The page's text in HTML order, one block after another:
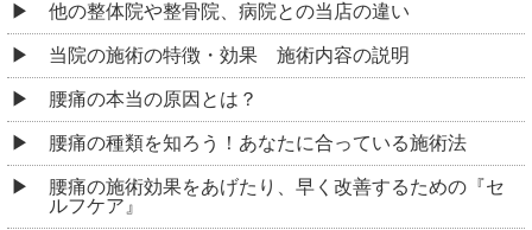
他の整体院や整骨院、病院との当店の違い
当院の施術の特徴・効果 施術内容の説明
腰痛の本当の原因とは？
腰痛の種類を知ろう！あなたに合っている施術法
腰痛の施術効果をあげたり、早く改善するための『セ
ルフケア』